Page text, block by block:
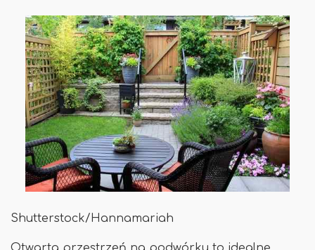
Shutterstock/Hannamariah